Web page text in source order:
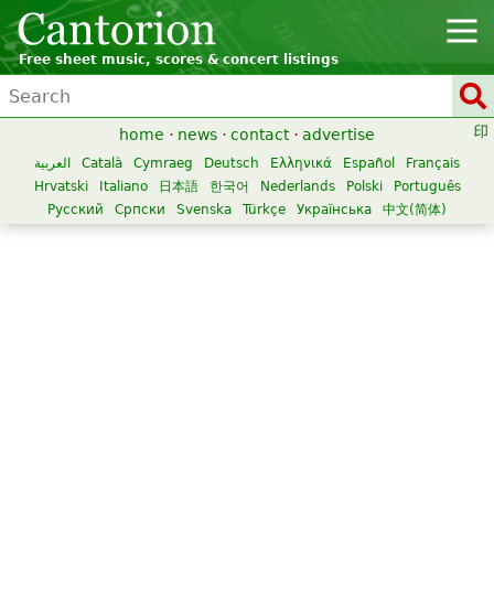
Free sheet music, scores & concert listings
home · news · contact · advertise
العربية Català Cymraeg Deutsch Ελληνικά Español
Français
Hrvatski
Italiano 日本語 한국어 Nederlands Polski
Português
Русский
Српски Svenska Türkçe Українська 中文(简体)